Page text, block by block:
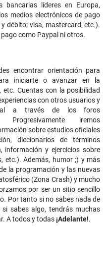
líderes en Europa,
medios electrónicos de pago
débito; visa, mastercard, etc.).
como Paypal ni otros.
encontrar orientación para
iniciarte o avanzar en la
Cuentas con la posibilidad
con otros usuarios y
a través de los foros
Progresivamente iremos
sobre estudios oficiales
diccionarios de términos
información y ejercicios sobre
etc.). Además, humor ;) y más
la programación y las nuevas
(Zona Crash) y mucho
por ser un sitio sencillo
Por tanto si no sabes nada de
sabes algo, tendrás muchas
A todos y todas ¡Adelante!.